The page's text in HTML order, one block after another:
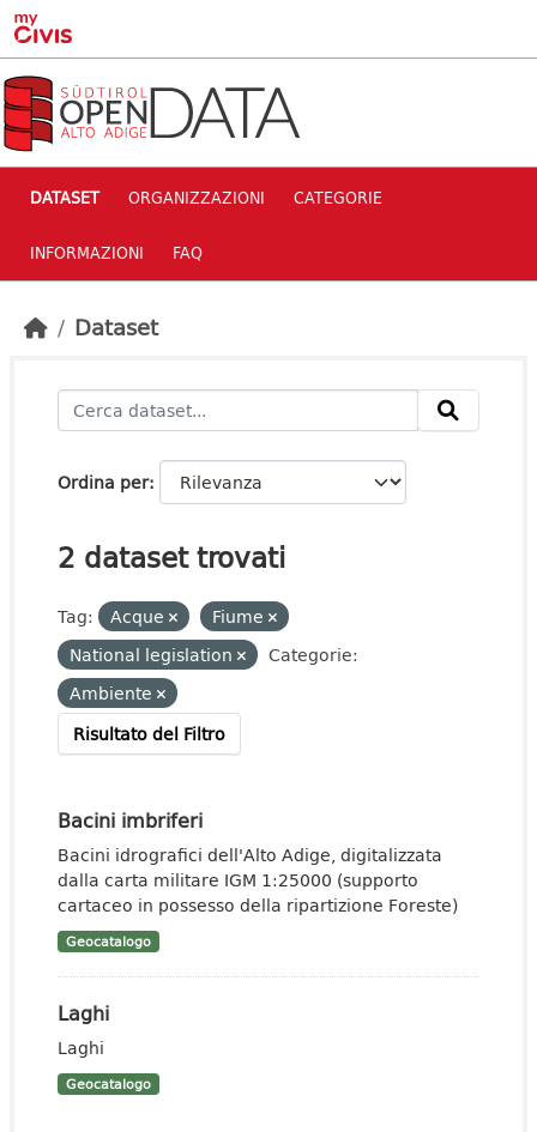
Skip to main content
DATASET ORGANIZZAZIONI CATEGORIE
INFORMAZIONI FAQ
Dataset
Ordina per
2 dataset trovati
Tag: Acque
Fiume
National legislation
Categorie:
Ambiente
Risultato del Filtro
Bacini imbriferi
Bacini idrografici dell'Alto Adige, digitalizzata
dalla carta militare IGM 1:25000 (supporto
cartaceo in possesso della ripartizione Foreste)
Geocatalogo
Laghi
Laghi
Geocatalogo